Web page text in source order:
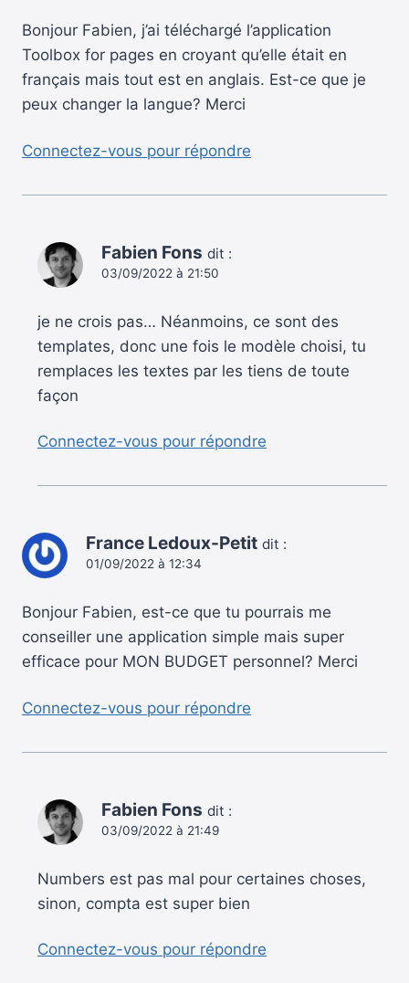
Bonjour Fabien, j’ai téléchargé l’application
Toolbox for pages en croyant qu’elle était en
français mais tout est en anglais. Est-ce que je
peux changer la langue? Merci
Connectez-vous pour répondre
Fabien Fons dit :
03/09/2022 à 21:50
je ne crois pas… Néanmoins, ce sont des
templates, donc une fois le modèle choisi, tu
remplaces les textes par les tiens de toute
façon
Connectez-vous pour répondre
France Ledoux-Petit dit :
01/09/2022 à 12:34
Bonjour Fabien, est-ce que tu pourrais me
conseiller une application simple mais super
efficace pour MON BUDGET personnel? Merci
Connectez-vous pour répondre
Fabien Fons dit :
03/09/2022 à 21:49
Numbers est pas mal pour certaines choses,
sinon, compta est super bien
Connectez-vous pour répondre